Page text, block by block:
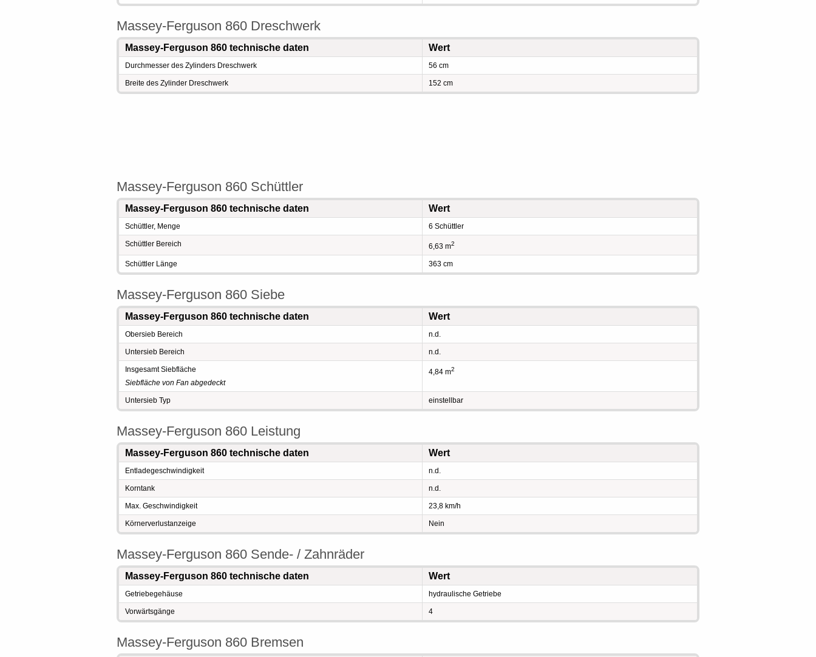
Massey-Ferguson 860 Dreschwerk
Massey-Ferguson 860 technische daten Wert
Durchmesser des Zylinders Dreschwerk 56 cm
Breite des Zylinder Dreschwerk 152 cm
Massey-Ferguson 860 Schüttler
Massey-Ferguson 860 technische daten Wert
Schüttler, Menge 6 Schüttler
Schüttler Bereich 6,63 m2
Schüttler Länge 363 cm
Massey-Ferguson 860 Siebe
Massey-Ferguson 860 technische daten Wert
Obersieb Bereich n.d.
Untersieb Bereich n.d.
Insgesamt Siebfläche
Siebfläche von Fan abgedeckt
4,84 m2
Untersieb Typ einstellbar
Massey-Ferguson 860 Leistung
Massey-Ferguson 860 technische daten Wert
Entladegeschwindigkeit n.d.
Korntank n.d.
Max. Geschwindigkeit 23,8 km/h
Körnerverlustanzeige Nein
Massey-Ferguson 860 Sende- / Zahnräder
Massey-Ferguson 860 technische daten Wert
Getriebegehäuse hydraulische Getriebe
Vorwärtsgänge 4
Massey-Ferguson 860 Bremsen